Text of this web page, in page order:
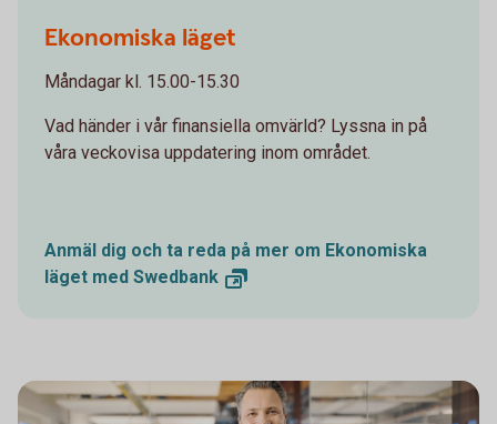
Ekonomiska läget
Måndagar kl. 15.00-15.30
Vad händer i vår finansiella omvärld? Lyssna in på
våra veckovisa uppdatering inom området.
Anmäl dig och ta reda på mer om Ekonomiska
läget med Swedbank